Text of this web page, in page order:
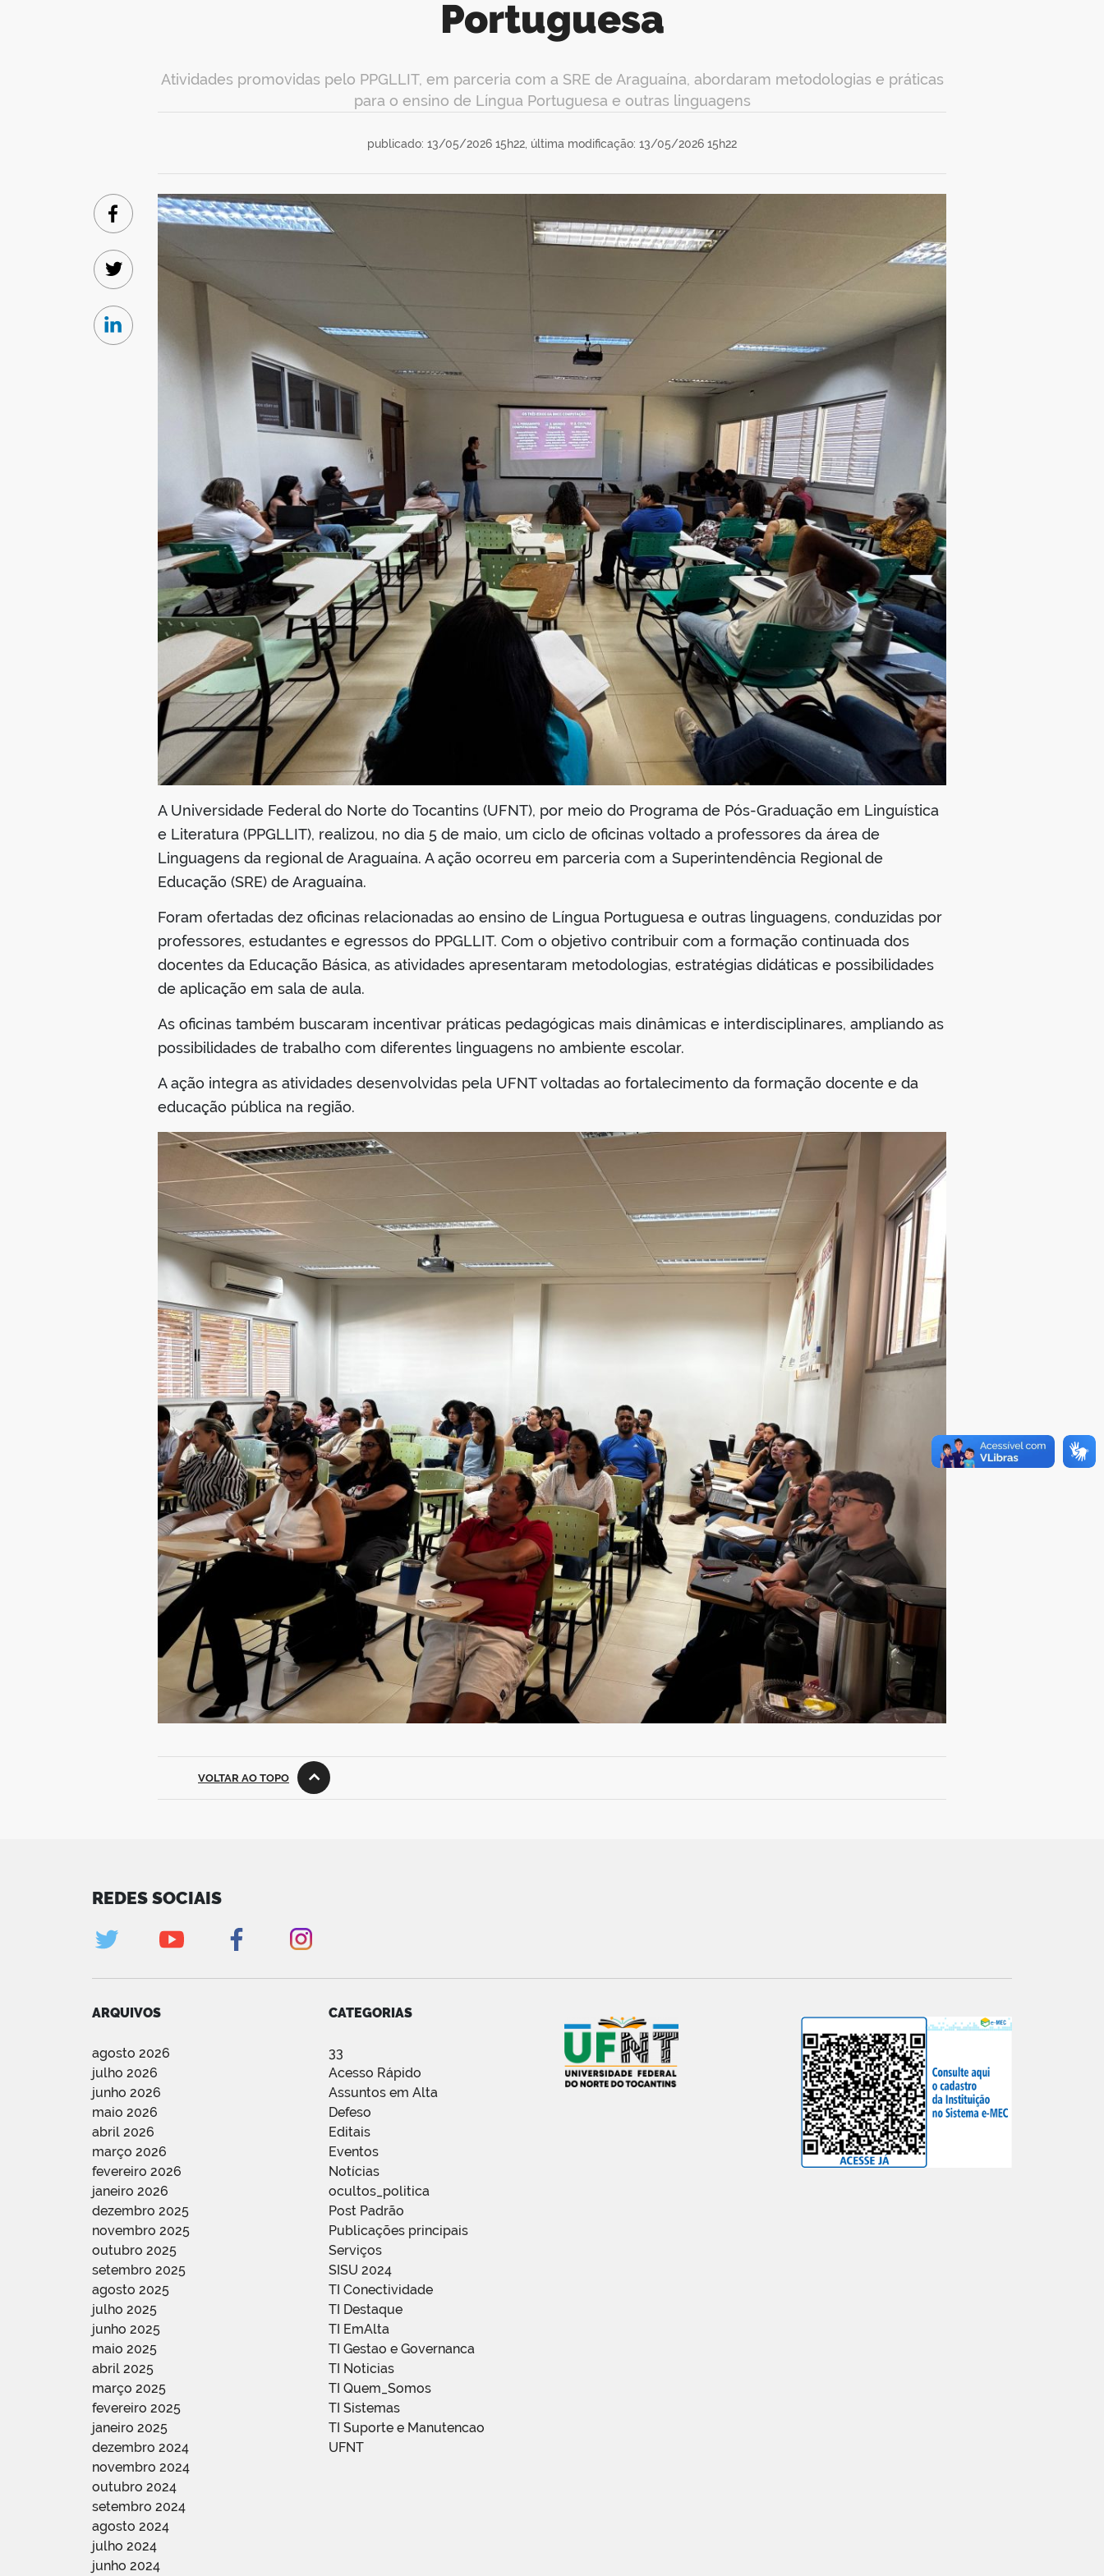
Portuguesa
Atividades promovidas pelo PPGLLIT, em parceria com a SRE de Araguaína, abordaram metodologias e práticas
para o ensino de Língua Portuguesa e outras linguagens
publicado: 13/05/2026 15h22, última modificação: 13/05/2026 15h22
A Universidade Federal do Norte do Tocantins (UFNT), por meio do Programa de Pós-Graduação em Linguística
e Literatura (PPGLLIT), realizou, no dia 5 de maio, um ciclo de oficinas voltado a professores da área de
Linguagens da regional de Araguaína. A ação ocorreu em parceria com a Superintendência Regional de
Educação (SRE) de Araguaína.
Foram ofertadas dez oficinas relacionadas ao ensino de Língua Portuguesa e outras linguagens, conduzidas por
professores, estudantes e egressos do PPGLLIT. Com o objetivo contribuir com a formação continuada dos
docentes da Educação Básica, as atividades apresentaram metodologias, estratégias didáticas e possibilidades
de aplicação em sala de aula.
As oficinas também buscaram incentivar práticas pedagógicas mais dinâmicas e interdisciplinares, ampliando as
possibilidades de trabalho com diferentes linguagens no ambiente escolar.
A ação integra as atividades desenvolvidas pela UFNT voltadas ao fortalecimento da formação docente e da
educação pública na região.
Facebook
Twitter
Linkedin
VOLTAR AO TOPO
REDES SOCIAIS
ARQUIVOS
agosto 2026
julho 2026
junho 2026
maio 2026
abril 2026
março 2026
fevereiro 2026
janeiro 2026
dezembro 2025
novembro 2025
outubro 2025
setembro 2025
agosto 2025
julho 2025
junho 2025
maio 2025
abril 2025
março 2025
fevereiro 2025
janeiro 2025
dezembro 2024
novembro 2024
outubro 2024
setembro 2024
agosto 2024
julho 2024
junho 2024
CATEGORIAS
33
Acesso Rápido
Assuntos em Alta
Defeso
Editais
Eventos
Notícias
ocultos_politica
Post Padrão
Publicações principais
Serviços
SISU 2024
TI Conectividade
TI Destaque
TI EmAlta
TI Gestao e Governanca
TI Noticias
TI Quem_Somos
TI Sistemas
TI Suporte e Manutencao
UFNT